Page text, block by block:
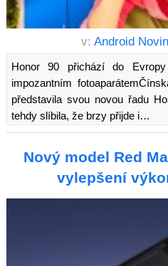
v: Android
Honor 90 přichází do
impozantním
představila svou novou řadu
tehdy slíbila, že brzy přijde i…
Nový model Red
vylepšení